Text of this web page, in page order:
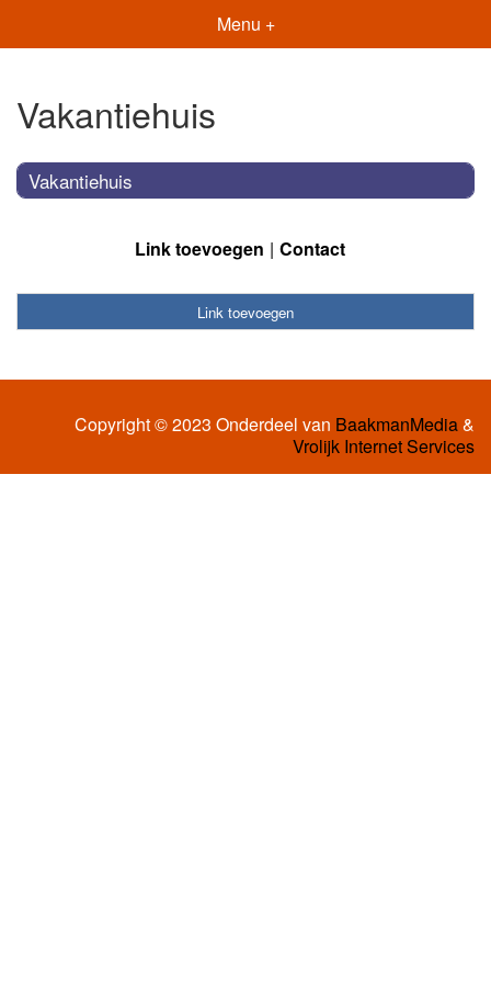
Menu +
Vakantiehuis
Vakantiehuis
Link toevoegen Contact
Link toevoegen
Copyright © 2023 Onderdeel van BaakmanMedia&
Vrolijk Internet Services